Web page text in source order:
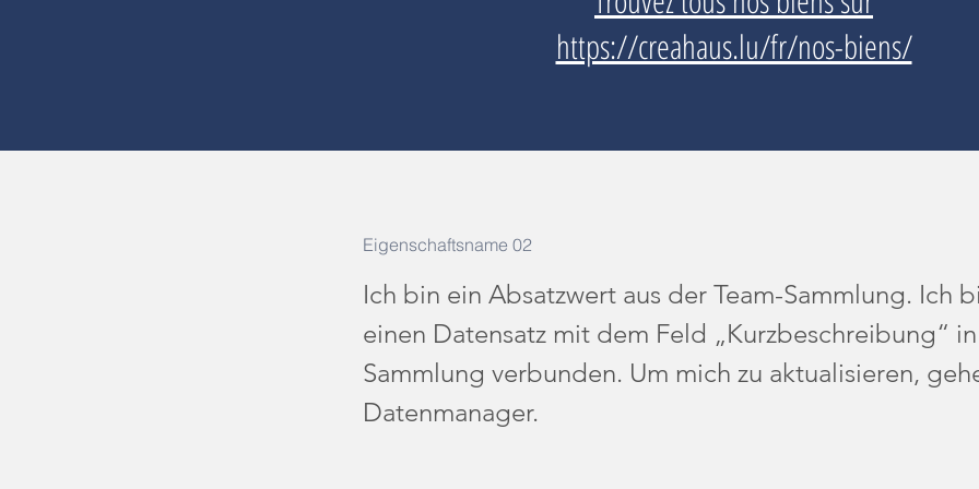
https://creahaus.lu/fr/nos-biens/
Eigenschaftsname 02
Ich bin ein Absatzwert aus der Team-Sammlung. Ich
einen Datensatz mit dem Feld „Kurzbeschreibung“
Sammlung verbunden. Um mich zu aktualisieren,
Datenmanager.